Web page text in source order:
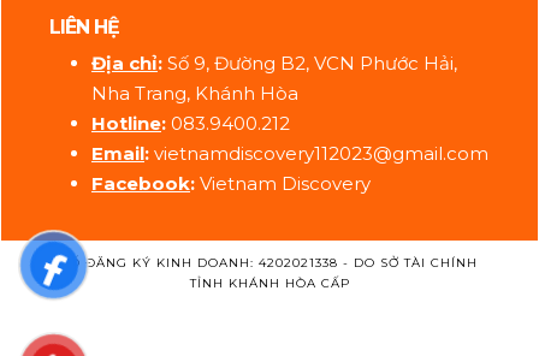
LIÊN HỆ
Địa chỉ: Số 9, Đường B2, VCN Phước Hải,
Nha Trang, Khánh Hòa
Hotline: 083.9400.212
Email: vietnamdiscovery112023@gmail.com
Facebook: Vietnam Discovery
SỐ ĐĂNG KÝ KINH DOANH: 4202021338 - DO SỞ TÀI CHÍNH
TỈNH KHÁNH HÒA CẤP